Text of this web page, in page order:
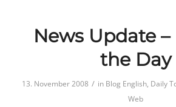
News Update
the Day
13. November 2008 / in Blog English, Daily
Web